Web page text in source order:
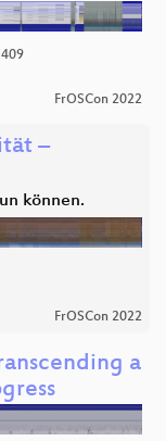
409
FrOSCon 2022
–
können.
FrOSCon 2022
a